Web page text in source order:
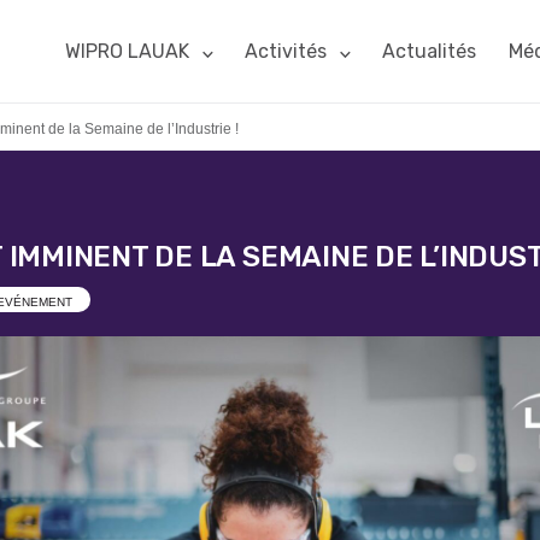
WIPRO LAUAK Activités Actualités
de la Semaine de l’Industrie !
DE LA SEMAINE DE